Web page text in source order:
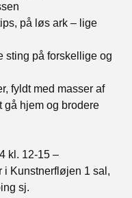
på løs ark – lige
sting på forskellige og
fyldt med masser af
gå hjem og brodere
kl. 12-15 –
i Kunstnerfløjen 1 sal,
sj.